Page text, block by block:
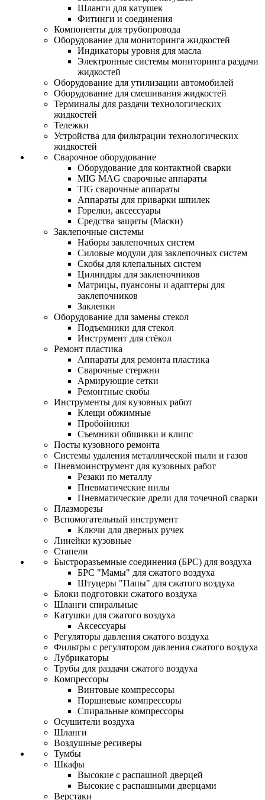
Шланги для катушек
Фитинги и соединения
Компоненты для трубопровода
Оборудование для мониторинга жидкостей
Индикаторы уровня для масла
Электронные системы мониторинга раздачи
жидкостей
Оборудование для утилизации автомобилей
Оборудование для смешивания жидкостей
Терминалы для раздачи технологических
жидкостей
Тележки
Устройства для фильтрации технологических
жидкостей
Сварочное оборудование
Оборудование для контактной сварки
MIG MAG сварочные аппараты
TIG сварочные аппараты
Аппараты для приварки шпилек
Горелки, аксессуары
Средства защиты (Маски)
Заклепочные системы
Наборы заклепочных систем
Силовые модули для заклепочных систем
Скобы для клепальных систем
Цилиндры для заклепочников
Матрицы, пуансоны и адаптеры для
заклепочников
Заклепки
Оборудование для замены стекол
Подъемники для стекол
Инструмент для стёкол
Ремонт пластика
Аппараты для ремонта пластика
Сварочные стержни
Армирующие сетки
Ремонтные скобы
Инструменты для кузовных работ
Клещи обжимные
Пробойники
Съемники обшивки и клипс
Посты кузовного ремонта
Системы удаления металлической пыли и газов
Пневмоинструмент для кузовных работ
Резаки по металлу
Пневматические пилы
Пневматические дрели для точечной сварки
Плазморезы
Вспомогательный инструмент
Ключи для дверных ручек
Линейки кузовные
Стапели
Быстроразъемные соединения (БРС) для воздуха
БРС "Мамы" для сжатого воздуха
Штуцеры "Папы" для сжатого воздуха
Блоки подготовки сжатого воздуха
Шланги спиральные
Катушки для сжатого воздуха
Аксессуары
Регуляторы давления сжатого воздуха
Фильтры с регулятором давления сжатого воздуха
Лубрикаторы
Трубы для раздачи сжатого воздуха
Компрессоры
Винтовые компрессоры
Поршневые компрессоры
Спиральные компрессоры
Осушители воздуха
Шланги
Воздушные ресиверы
Тумбы
Шкафы
Высокие с распашной дверцей
Высокие с распашными дверцами
Верстаки